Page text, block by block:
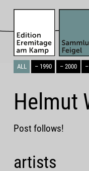
ALL – 1990 – 2000
Helmut
Post follows!
artists